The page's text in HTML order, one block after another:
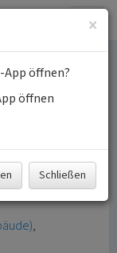
×
App öffnen?
öffnen
Schließen